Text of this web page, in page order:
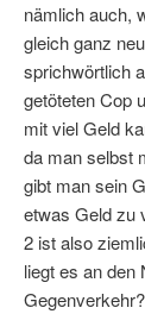
nämlich auch,
gleich ganz
sprichwörtlich
getöteten Cop
mit viel Geld
da man selbst
gibt man sein
etwas Geld zu
2 ist also
liegt es an den
Gegenverkehr?